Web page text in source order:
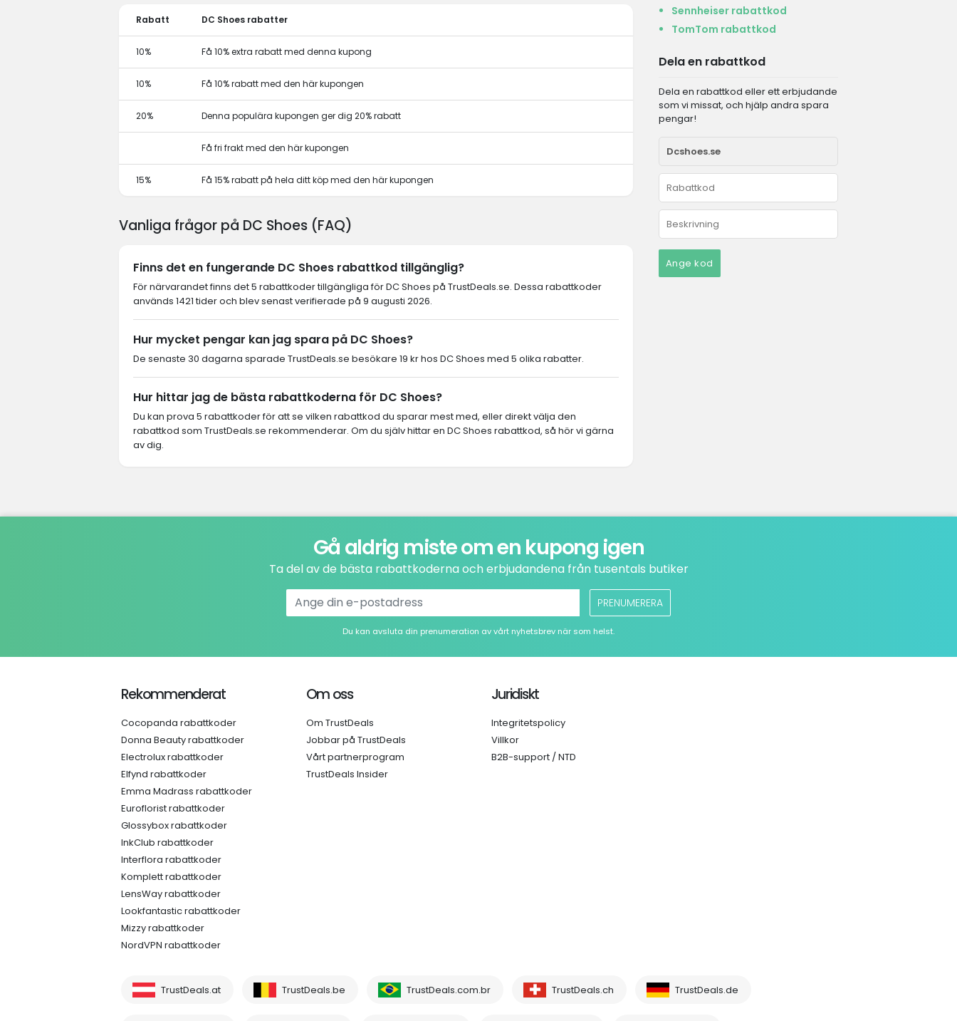
Sennheiser rabattkod
TomTom rabattkod
Dela en rabattkod
Dela en rabattkod eller ett erbjudande
som vi missat, och hjälp andra spara
pengar!
Ange kod
Rabatt DC Shoes rabatter
10% Få 10% extra rabatt med denna kupong
10% Få 10% rabatt med den här kupongen
20% Denna populära kupongen ger dig 20% rabatt
Få fri frakt med den här kupongen
15% Få 15% rabatt på hela ditt köp med den här kupongen
Vanliga frågor på DC Shoes (FAQ)
Finns det en fungerande DC Shoes rabattkod tillgänglig?
För närvarandet finns det 5 rabattkoder tillgängliga för DC Shoes på TrustDeals.se. Dessa rabattkoder
används 1421 tider och blev senast verifierade på 9 augusti 2026.
Hur mycket pengar kan jag spara på DC Shoes?
De senaste 30 dagarna sparade TrustDeals.se besökare 19 kr hos DC Shoes med 5 olika rabatter.
Hur hittar jag de bästa rabattkoderna för DC Shoes?
Du kan prova 5 rabattkoder för att se vilken rabattkod du sparar mest med, eller direkt välja den
rabattkod som TrustDeals.se rekommenderar. Om du själv hittar en DC Shoes rabattkod, så hör vi gärna
av dig.
Gå aldrig miste om en kupong igen
Ta del av de bästa rabattkoderna och erbjudandena från tusentals butiker
PRENUMERERA
Du kan avsluta din prenumeration av vårt nyhetsbrev när som helst.
Rekommenderat
Cocopanda rabattkoder
Donna Beauty rabattkoder
Electrolux rabattkoder
Elfynd rabattkoder
Emma Madrass rabattkoder
Euroflorist rabattkoder
Glossybox rabattkoder
InkClub rabattkoder
Interflora rabattkoder
Komplett rabattkoder
LensWay rabattkoder
Lookfantastic rabattkoder
Mizzy rabattkoder
NordVPN rabattkoder
Om oss
Om TrustDeals
Jobbar på TrustDeals
Vårt partnerprogram
TrustDeals Insider
Juridiskt
Integritetspolicy
Villkor
B2B-support / NTD
TrustDeals.at TrustDeals.be TrustDeals.com.br TrustDeals.ch TrustDeals.de